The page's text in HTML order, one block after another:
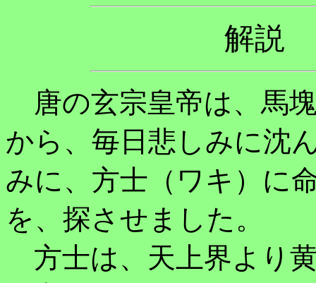
解
唐の玄宗皇帝は、馬
から、毎日悲しみに沈
みに、方士（ワキ）に
を、探させました。
方士は、天上界より